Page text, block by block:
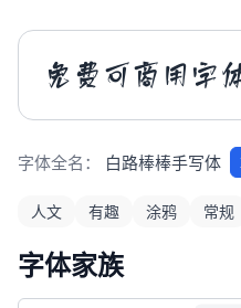
免费可商用字
字体全名： 白路棒棒手写体
人文 有趣 涂鸦 常规
字体家族